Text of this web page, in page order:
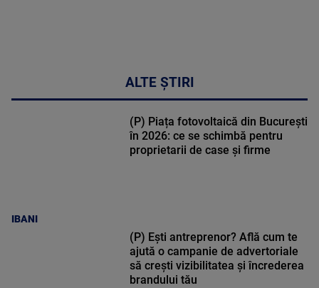
ALTE ȘTIRI
IBANI
(P) Piața fotovoltaică din București
în 2026: ce se schimbă pentru
proprietarii de case și firme
(P) Ești antreprenor? Află cum te
ajută o campanie de advertoriale
să crești vizibilitatea și încrederea
brandului tău